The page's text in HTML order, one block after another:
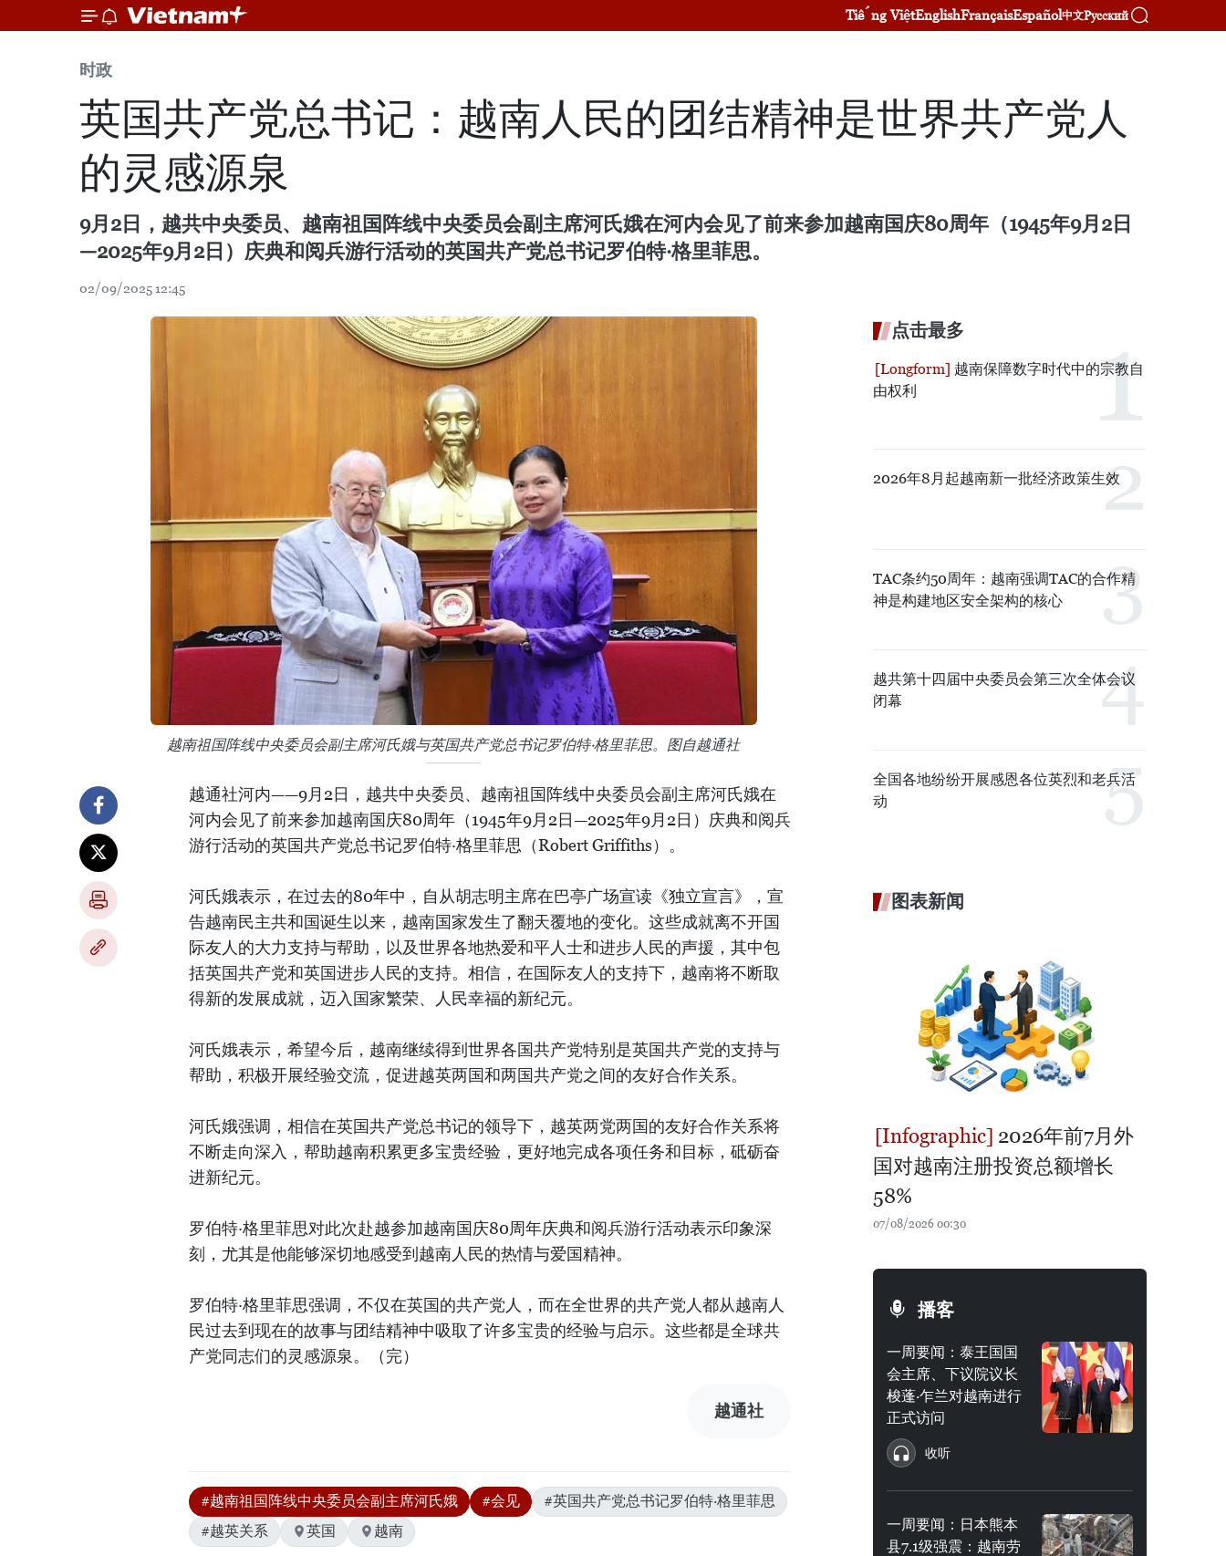
Tiếng ViệtEnglishFrançaisEspañol中文Русский
时政
英国共产党总书记：越南人民的团结精神是世界共产党人
的灵感源泉
9月2日，越共中央委员、越南祖国阵线中央委员会副主席河氏娥在河内会见了前来参加越南国庆80周年（1945年9月2日
—2025年9月2日）庆典和阅兵游行活动的英国共产党总书记罗伯特·格里菲思。
02/09/2025 12:45
越南祖国阵线中央委员会副主席河氏娥与英国共产党总书记罗伯特·格里菲思。图自越通社
越通社河内——9月2日，越共中央委员、越南祖国阵线中央委员会副主席河氏娥在
河内会见了前来参加越南国庆80周年（1945年9月2日—2025年9月2日）庆典和阅兵
游行活动的英国共产党总书记罗伯特·格里菲思（Robert Griffiths）。
河氏娥表示，在过去的80年中，自从胡志明主席在巴亭广场宣读《独立宣言》，宣
告越南民主共和国诞生以来，越南国家发生了翻天覆地的变化。这些成就离不开国
际友人的大力支持与帮助，以及世界各地热爱和平人士和进步人民的声援，其中包
括英国共产党和英国进步人民的支持。相信，在国际友人的支持下，越南将不断取
得新的发展成就，迈入国家繁荣、人民幸福的新纪元。
河氏娥表示，希望今后，越南继续得到世界各国共产党特别是英国共产党的支持与
帮助，积极开展经验交流，促进越英两国和两国共产党之间的友好合作关系。
河氏娥强调，相信在英国共产党总书记的领导下，越英两党两国的友好合作关系将
不断走向深入，帮助越南积累更多宝贵经验，更好地完成各项任务和目标，砥砺奋
进新纪元。
罗伯特·格里菲思对此次赴越参加越南国庆80周年庆典和阅兵游行活动表示印象深
刻，尤其是他能够深切地感受到越南人民的热情与爱国精神。
罗伯特·格里菲思强调，不仅在英国的共产党人，而在全世界的共产党人都从越南人
民过去到现在的故事与团结精神中吸取了许多宝贵的经验与启示。这些都是全球共
产党同志们的灵感源泉。（完）
越通社
#越南祖国阵线中央委员会副主席河氏娥 #会见
#英国共产党总书记罗伯特·格里菲思
#越英关系
英国 越南
点击最多
越南保障数字时代中的宗教自
由权利
2026年8月起越南新一批经济政策生效
TAC条约50周年：越南强调TAC的合作精
神是构建地区安全架构的核心
越共第十四届中央委员会第三次全体会议
闭幕
全国各地纷纷开展感恩各位英烈和老兵活
动
图表新闻
2026年前7月外
国对越南注册投资总额增长
58%
07/08/2026 00:30
播客
一周要闻：泰王国国
会主席、下议院议长
梭蓬·乍兰对越南进行
正式访问
收听
一周要闻：日本熊本
县7.1级强震：越南劳